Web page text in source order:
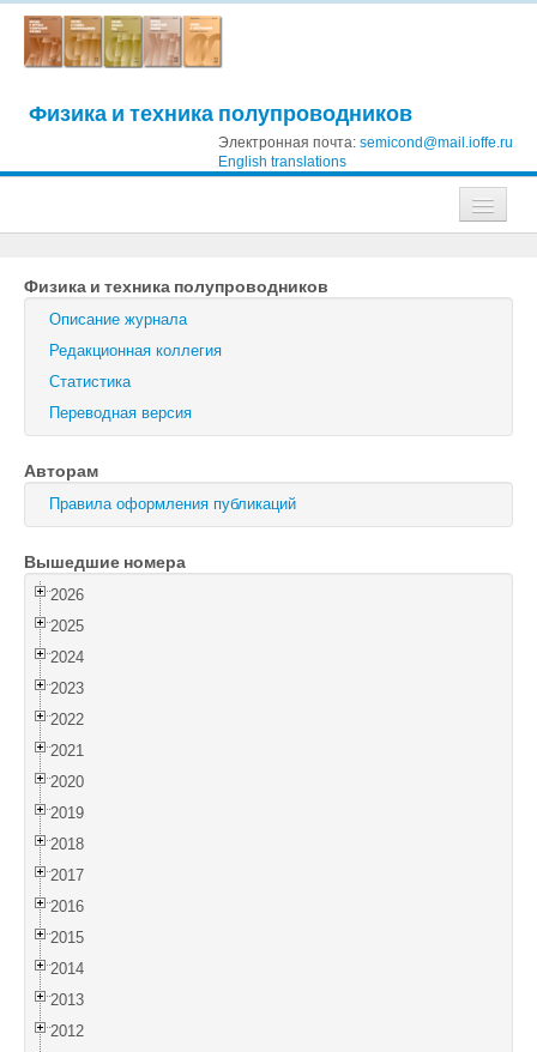
Физика и техника полупроводников
Электронная почта: semicond@mail.ioffe.ru
English translations
Журнал технической физики
Письма в Журнал технической физики
Физика твердого тела
Физика и техника полупроводников
Оптика и спектроскопия
Поиск
Войти
Физика и техника полупроводников
Описание журнала
Редакционная коллегия
Статистика
Переводная версия
Авторам
Правила оформления публикаций
Вышедшие номера
2026
2025
2024
2023
2022
2021
2020
2019
2018
2017
2016
2015
2014
2013
2012